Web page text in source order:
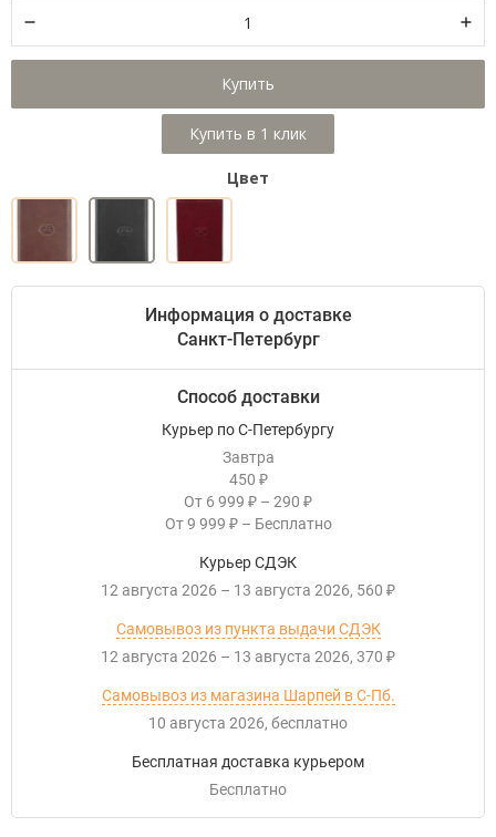
Купить
Цвет
Информация о доставке
Санкт-Петербург
Способ доставки
Курьер по С-Петербургу
Завтра
450 ₽
От 6 999 ₽ – 290 ₽
От 9 999 ₽ – Бесплатно
Курьер СДЭК
12 августа 2026 – 13 августа 2026 560 ₽
Самовывоз из пункта выдачи СДЭК
12 августа 2026 – 13 августа 2026 370 ₽
Самовывоз из магазина Шарпей в С-Пб.
10 августа 2026
Бесплатно
Бесплатная доставка курьером
Бесплатно